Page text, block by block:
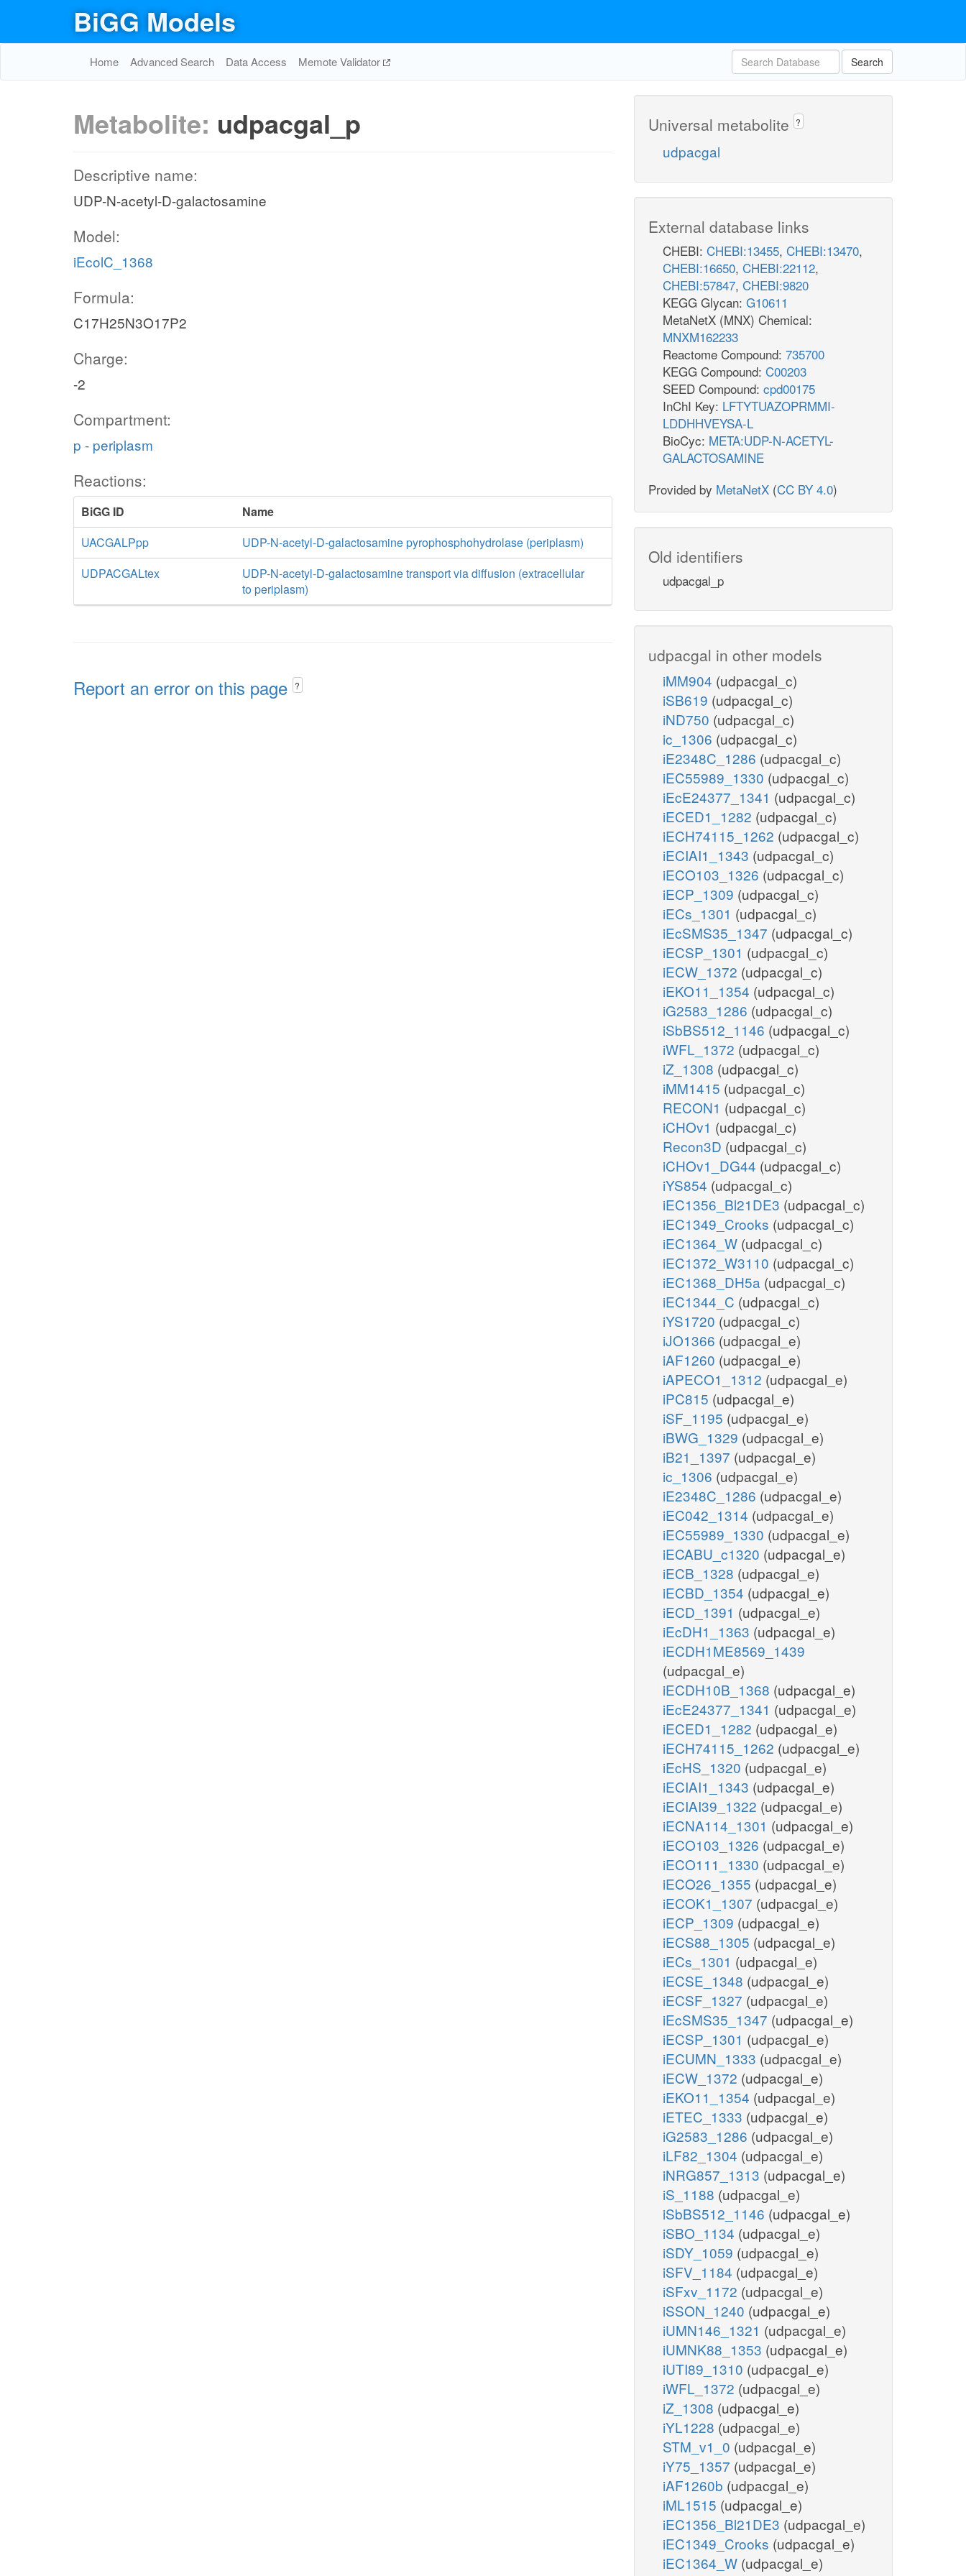
BiGG Models
Home Advanced Search Data Access Memote Validator Search
Metabolite: udpacgal_p
Descriptive name:
UDP-N-acetyl-D-galactosamine
Model:
iEcolC_1368
Formula:
C17H25N3O17P2
Charge:
-2
Compartment:
p - periplasm
Reactions:
BiGG ID
Name
UACGALPpp
UDP-N-acetyl-D-galactosamine pyrophosphohydrolase (periplasm)
UDPACGALtex
UDP-N-acetyl-D-galactosamine transport via diffusion (extracellular
to periplasm)
Report an error on this page ?
Universal metabolite ?
udpacgal
External database links
CHEBI: CHEBI:13455, CHEBI:13470,
CHEBI:16650, CHEBI:22112,
CHEBI:57847, CHEBI:9820
KEGG Glycan: G10611
MetaNetX (MNX) Chemical:
MNXM162233
Reactome Compound: 735700
KEGG Compound: C00203
SEED Compound: cpd00175
InChI Key: LFTYTUAZOPRMMI-
LDDHHVEYSA-L
BioCyc: META:UDP-N-ACETYL-
GALACTOSAMINE
Provided by MetaNetX (CC BY 4.0)
Old identifiers
udpacgal_p
udpacgal in other models
iMM904 (udpacgal_c)
iSB619 (udpacgal_c)
iND750 (udpacgal_c)
ic_1306 (udpacgal_c)
iE2348C_1286 (udpacgal_c)
iEC55989_1330 (udpacgal_c)
iEcE24377_1341 (udpacgal_c)
iECED1_1282 (udpacgal_c)
iECH74115_1262 (udpacgal_c)
iECIAI1_1343 (udpacgal_c)
iECO103_1326 (udpacgal_c)
iECP_1309 (udpacgal_c)
iECs_1301 (udpacgal_c)
iEcSMS35_1347 (udpacgal_c)
iECSP_1301 (udpacgal_c)
iECW_1372 (udpacgal_c)
iEKO11_1354 (udpacgal_c)
iG2583_1286 (udpacgal_c)
iSbBS512_1146 (udpacgal_c)
iWFL_1372 (udpacgal_c)
iZ_1308 (udpacgal_c)
iMM1415 (udpacgal_c)
RECON1 (udpacgal_c)
iCHOv1 (udpacgal_c)
Recon3D (udpacgal_c)
iCHOv1_DG44 (udpacgal_c)
iYS854 (udpacgal_c)
iEC1356_Bl21DE3 (udpacgal_c)
iEC1349_Crooks (udpacgal_c)
iEC1364_W (udpacgal_c)
iEC1372_W3110 (udpacgal_c)
iEC1368_DH5a (udpacgal_c)
iEC1344_C (udpacgal_c)
iYS1720 (udpacgal_c)
iJO1366 (udpacgal_e)
iAF1260 (udpacgal_e)
iAPECO1_1312 (udpacgal_e)
iPC815 (udpacgal_e)
iSF_1195 (udpacgal_e)
iBWG_1329 (udpacgal_e)
iB21_1397 (udpacgal_e)
ic_1306 (udpacgal_e)
iE2348C_1286 (udpacgal_e)
iEC042_1314 (udpacgal_e)
iEC55989_1330 (udpacgal_e)
iECABU_c1320 (udpacgal_e)
iECB_1328 (udpacgal_e)
iECBD_1354 (udpacgal_e)
iECD_1391 (udpacgal_e)
iEcDH1_1363 (udpacgal_e)
iECDH1ME8569_1439
(udpacgal_e)
iECDH10B_1368 (udpacgal_e)
iEcE24377_1341 (udpacgal_e)
iECED1_1282 (udpacgal_e)
iECH74115_1262 (udpacgal_e)
iEcHS_1320 (udpacgal_e)
iECIAI1_1343 (udpacgal_e)
iECIAI39_1322 (udpacgal_e)
iECNA114_1301 (udpacgal_e)
iECO103_1326 (udpacgal_e)
iECO111_1330 (udpacgal_e)
iECO26_1355 (udpacgal_e)
iECOK1_1307 (udpacgal_e)
iECP_1309 (udpacgal_e)
iECS88_1305 (udpacgal_e)
iECs_1301 (udpacgal_e)
iECSE_1348 (udpacgal_e)
iECSF_1327 (udpacgal_e)
iEcSMS35_1347 (udpacgal_e)
iECSP_1301 (udpacgal_e)
iECUMN_1333 (udpacgal_e)
iECW_1372 (udpacgal_e)
iEKO11_1354 (udpacgal_e)
iETEC_1333 (udpacgal_e)
iG2583_1286 (udpacgal_e)
iLF82_1304 (udpacgal_e)
iNRG857_1313 (udpacgal_e)
iS_1188 (udpacgal_e)
iSbBS512_1146 (udpacgal_e)
iSBO_1134 (udpacgal_e)
iSDY_1059 (udpacgal_e)
iSFV_1184 (udpacgal_e)
iSFxv_1172 (udpacgal_e)
iSSON_1240 (udpacgal_e)
iUMN146_1321 (udpacgal_e)
iUMNK88_1353 (udpacgal_e)
iUTI89_1310 (udpacgal_e)
iWFL_1372 (udpacgal_e)
iZ_1308 (udpacgal_e)
iYL1228 (udpacgal_e)
STM_v1_0 (udpacgal_e)
iY75_1357 (udpacgal_e)
iAF1260b (udpacgal_e)
iML1515 (udpacgal_e)
iEC1356_Bl21DE3 (udpacgal_e)
iEC1349_Crooks (udpacgal_e)
iEC1364_W (udpacgal_e)